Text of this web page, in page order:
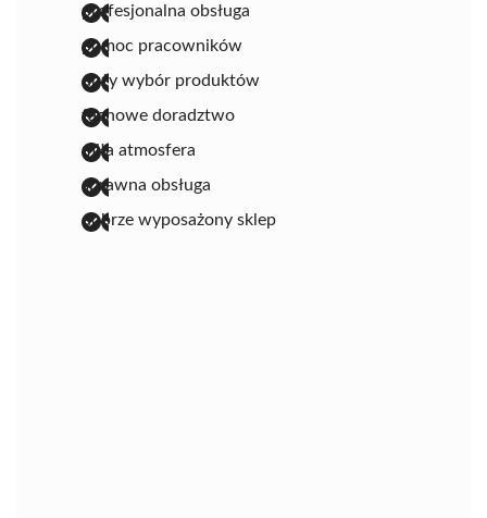
profesjonalna obsługa
pomoc pracowników
duży wybór produktów
fachowe doradztwo
miła atmosfera
sprawna obsługa
dobrze wyposażony sklep